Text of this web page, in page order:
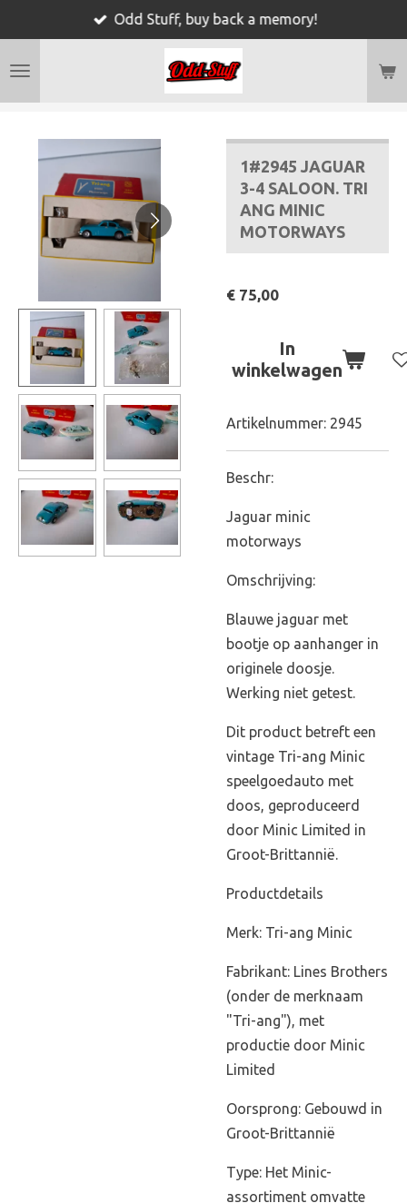
naar
Odd Stuff, buy back a memory!
1#2945 JAGUAR
3-4 SALOON. TRI
ANG MINIC
MOTORWAYS
€ 75,00
In
winkelwagen
Artikelnummer: 2945
Beschr:
Jaguar minic
motorways
Omschrijving:
Blauwe jaguar met
bootje op aanhanger in
originele doosje.
Werking niet getest.
Dit product betreft een
vintage Tri-ang Minic
speelgoedauto met
doos, geproduceerd
door Minic Limited in
Groot-Brittannië.
Productdetails
Merk: Tri-ang Minic
Fabrikant: Lines Brothers
(onder de merknaam
"Tri-ang"), met
productie door Minic
Limited
Oorsprong: Gebouwd in
Groot-Brittannië
Type: Het Minic-
assortiment omvatte